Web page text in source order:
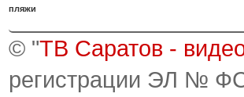
пляжи
© "ТВ Саратов -
регистрации ЭЛ №